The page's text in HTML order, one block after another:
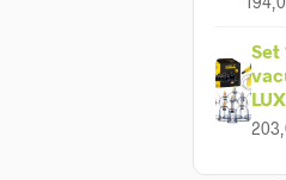
Set
LUX